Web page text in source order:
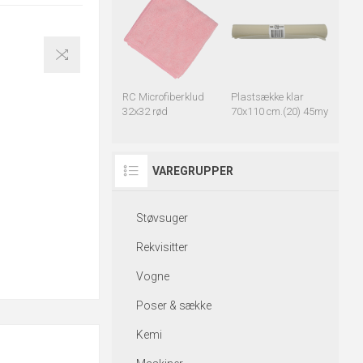
RC Microfiberklud
32x32 rød
Plastsække klar
70x110 cm.(20) 45my
VAREGRUPPER
Støvsuger
Rekvisitter
Vogne
Poser & sække
Kemi